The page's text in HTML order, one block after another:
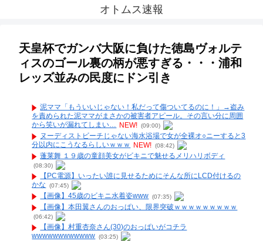
オトムス速報
天皇杯でガンバ大阪に負けた徳島ヴォルテ
ィスのゴール裏の柄が悪すぎる・・・浦和
レッズ並みの民度にドン引き
泥ママ「もういいじゃない！私だって傷ついてるのに！」→盗み
を責められた泥ママがまさかの被害者アピール。その言い分に周囲
から笑いが漏れてしまい… NEW! (09:00)
ヌーディストビーチじゃない海水浴場で女が全裸オ○ニーすると3
分以内にこうなるらしいｗｗｗ NEW! (08:42)
蓬莱舞 １９歳の童顔美女がビキニで魅せるメリハリボディ
(08:30)
【PC電源】いったい誰に見せるためにそんな所にLCD付けるの
かな
(07:45)
【画像】45歳のビキニ水着姿www (07:35)
【画像】本田翼さんのおっぱい、限界突破ｗｗｗｗｗｗｗｗｗ
(06:42)
【画像】村重杏奈さん(30)のおっぱいがコチラ
wwwwwwwwwwww (03:25)